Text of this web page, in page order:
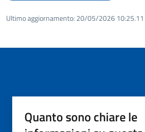
Ultimo aggiornamento: 20/05/2026 10:25.11
Quanto sono chiare le